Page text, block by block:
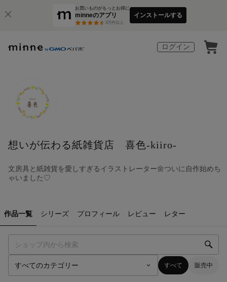
お買いものがもっとお得に
minneのアプリ
3万件以上
インストールする
ログイン
想いが伝わる紙雑貨店 喜色-kiiro-
文房具と紙雑貨を愛しすぎるイラストレーター🌼ついに自作始めち
ゃいました♡
作品一覧 シリーズ プロフィール レビュー レター
すべて 販売中